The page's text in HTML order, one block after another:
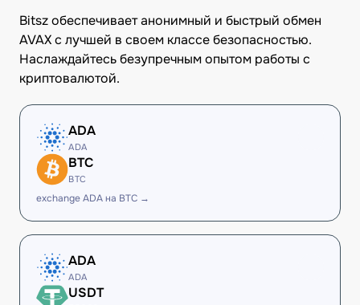
Bitsz обеспечивает анонимный и быстрый обмен
AVAX с лучшей в своем классе безопасностью.
Наслаждайтесь безупречным опытом работы с
криптовалютой.
ADA
ADA
BTC
BTC
exchange ADA на BTC →
ADA
ADA
USDT